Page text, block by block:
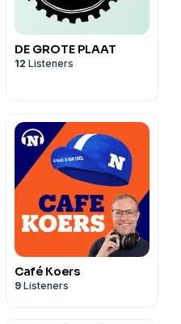
DE GROTE PLAAT
12 Listeners
Café Koers
9 Listeners